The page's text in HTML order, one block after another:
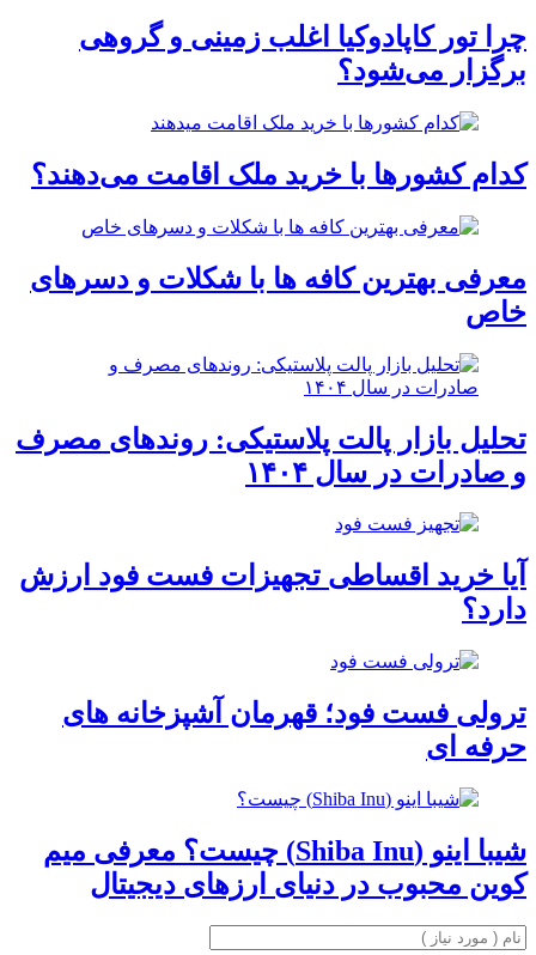
چرا تور کاپادوکیا اغلب زمینی و گروهی
برگزار می‌شود؟
کدام کشورها با خرید ملک اقامت می‌دهند؟
معرفی بهترین کافه ها با شکلات و دسرهای
خاص
تحلیل بازار پالت پلاستیکی: روندهای مصرف
و صادرات در سال ۱۴۰۴
آیا خرید اقساطی تجهیزات فست فود ارزش
دارد؟
ترولی فست فود؛ قهرمان آشپزخانه های
حرفه ای
شیبا اینو (Shiba Inu) چیست؟ معرفی میم
کوین محبوب در دنیای ارزهای دیجیتال